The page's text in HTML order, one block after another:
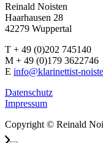
Reinald Noisten
Haarhausen 28
42279 Wuppertal
T + 49 (0)202 745140
M + 49 (0)179 3622746
E info@klarinettist-
Datenschutz
Impressum
Copyright © Reinald